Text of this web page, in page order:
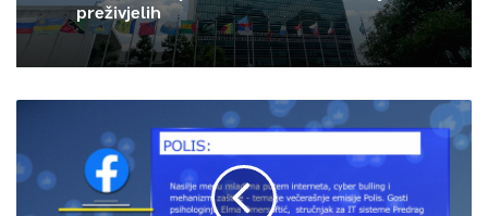
U 84. minuti ekipa Sarajeva je propustla najbolju priliku na
utakmici kada je Tatar promašio sa pet metara nakon što mu
je asistirao Handžić.
Do kraja susreta gosti nisu mogli da ozbiljnije zaprijete bh.
prvaku koji je sačuvao prednost i zasluženo izbori nastup u
play- offu.
preživjelih